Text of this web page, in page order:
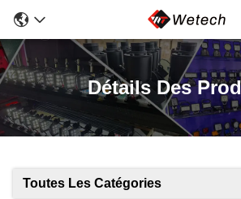
Détails Des
Toutes Les Catégories